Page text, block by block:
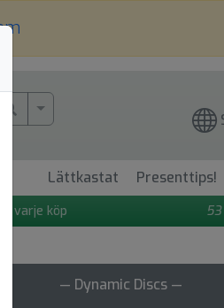
More Search..
Lättkastat Presenttips!
varje köp
— Dynamic Discs —